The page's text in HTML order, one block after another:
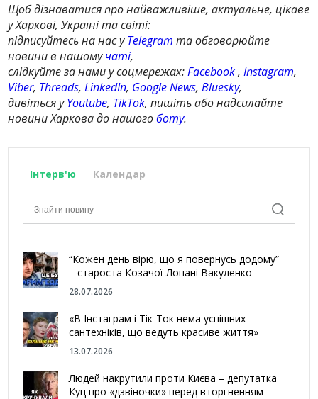
Щоб дізнаватися про найважливіше, актуальне, цікаве
у Харкові, Україні та світі:
підписуйтесь на нас уTelegram та обговорюйте
новини в нашомучаті,
слідкуйте за нами у соцмережах:Facebook,Instagram,
Viber, Threads,LinkedIn, Google News,Bluesky,
дивіться уYoutube, TikTok, пишіть або надсилайте
новини Харкова до нашогоботу.
Інтерв'ю Календар
“Кожен день вірю, що я повернусь додому”
– староста Козачої Лопані Вакуленко
28.07.2026
«В Інстаграм і Тік-Ток нема успішних
сантехніків, що ведуть красиве життя»
13.07.2026
Людей накрутили проти Києва – депутатка
Куц про «дзвіночки» перед вторгненням